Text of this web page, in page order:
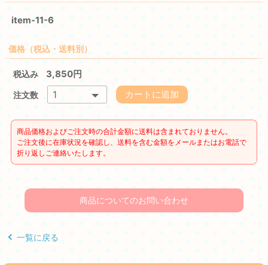
item-11-6
価格（税込・送料別）
税込み 3,850円
注文数 カートに追加
商品価格およびご注文時の合計金額に送料は含まれておりません。
ご注文後に在庫状況を確認し、送料を含む金額をメールまたはお電話で
折り返しご連絡いたします。
商品についてのお問い合わせ
一覧に戻る